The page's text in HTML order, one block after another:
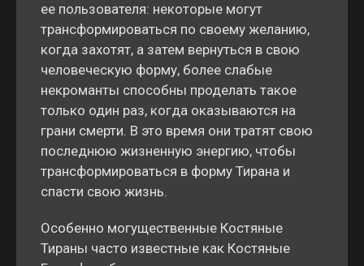
ее пользователя: некоторые могут
трансформироваться по своему желанию,
когда захотят, а затем вернуться в свою
человеческую форму, более слабые
некроманты способны проделать такое
только один раз, когда оказываются на
грани смерти. В это время они тратят свою
последнюю жизненную энергию, чтобы
трансформироваться в форму Тирана и
спасти свою жизнь.
Особенно могущественные Костяные
Тираны часто известные как Костяные